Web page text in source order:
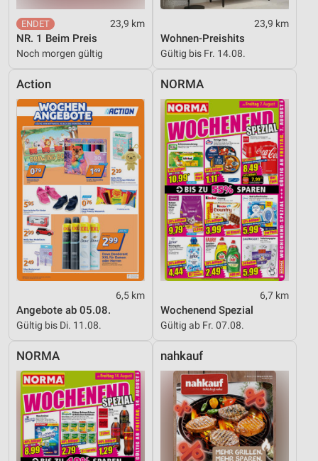
23,9 km
NR. 1 Beim Preis
Noch morgen gültig
23,9 km
Wohnen-Preishits
Gültig bis Fr. 14.08.
Action
6,5 km
Angebote ab 05.08.
Gültig bis Di. 11.08.
NORMA
6,7 km
Wochenend Spezial
Gültig ab Fr. 07.08.
NORMA nahkauf